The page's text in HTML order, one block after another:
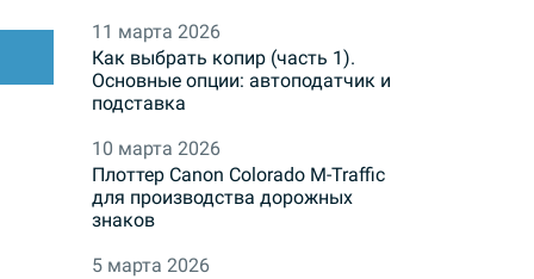
11 марта 2026
Как выбрать копир (часть 1).
Основные опции: автоподатчик и
подставка
10 марта 2026
Плоттер Canon Colorado M-Traffic
для производства дорожных
знаков
5 марта 2026